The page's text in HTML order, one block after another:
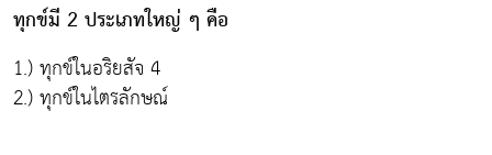
ทุกข์มี 2 ประเภทใหญ่ ๆ คือ
1.) ทุกข์ในอริยสัจ 4
2.) ทุกข์ในไตรลักษณ์